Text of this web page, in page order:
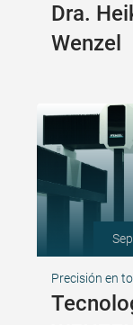
Dra.
Wenzel
Precisión en